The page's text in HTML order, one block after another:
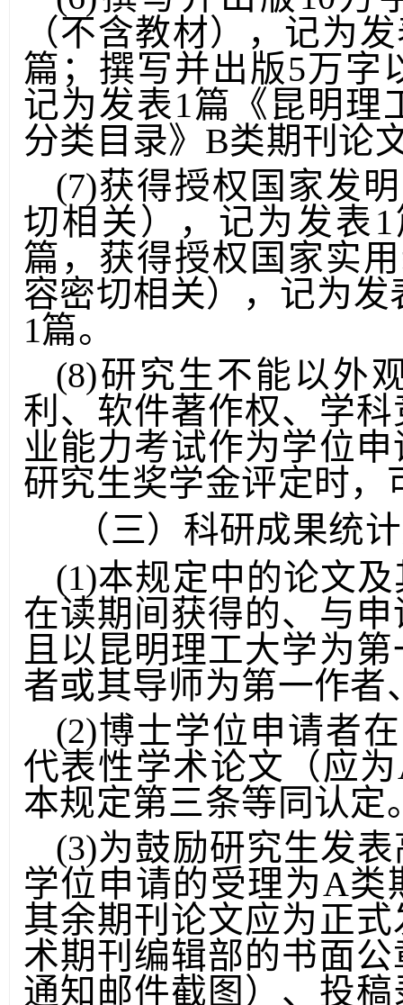
(6)撰写并出版10万
（不含教材），记为
篇；撰写并出版5万字
记为发表1篇《昆明理
分类目录》B类期刊论
(7)获得授权国家发
切相关），记为发表
篇，获得授权国家实
容密切相关），记为
1篇。
(8)研究生不能以外
利、软件著作权、学
业能力考试作为学位
研究生奖学金评定时
（三）科研成果统
(1)本规定中的论文
在读期间获得的、与
且以昆明理工大学为
者或其导师为第一作
(2)博士学位申请者
代表性学术论文（应
本规定第三条等同认定
(3)为鼓励研究生发
学位申请的受理为A
其余期刊论文应为正
术期刊编辑部的书面